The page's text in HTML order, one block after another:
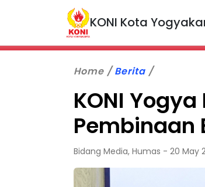
KONI Kota
Home Berita
KONI
Pembinaan
Bidang Media, Humas - 20 May